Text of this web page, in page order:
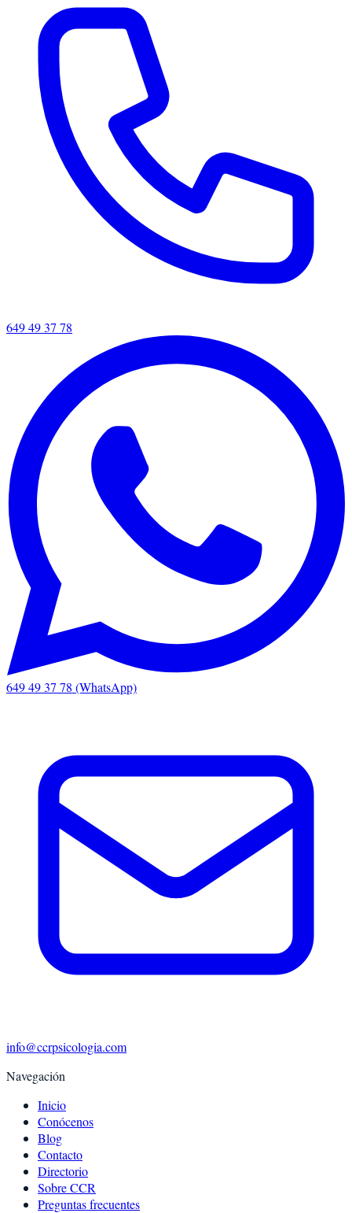
649 49 37 78
649 49 37 78 (WhatsApp)
info@ccrpsicologia.com
Navegación
Inicio
Conócenos
Blog
Contacto
Directorio
Sobre CCR
Preguntas frecuentes